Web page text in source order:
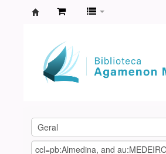
Agamenon
Magalhães